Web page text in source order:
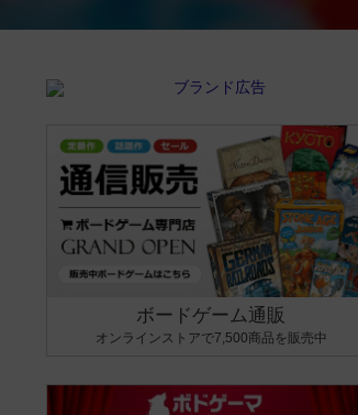
ボードゲーム通販
オンラインストアで7,500商品を販売中